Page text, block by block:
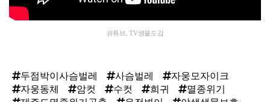
유튜브, TV생물도감
두점박이사슴벌레 사슴벌레
자웅모자이크
자웅동체
암컷 수컷 희귀
멸종위기